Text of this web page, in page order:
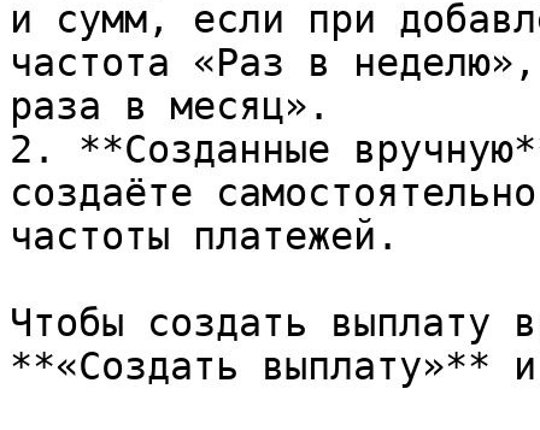
и сумм, если при
частота «Раз в
раза в месяц».
2. **Созданные
создаёте
частоты платежей.
Чтобы создать выплату
**«Создать выплату»**